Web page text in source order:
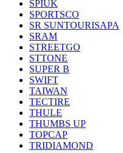
SPIUK
SPORTSCO
SR SUNTOURISAPA
SRAM
STREETGO
STTONE
SUPER B
SWIFT
TAIWAN
TECTIRE
THULE
THUMBS UP
TOPCAP
TRIDIAMOND